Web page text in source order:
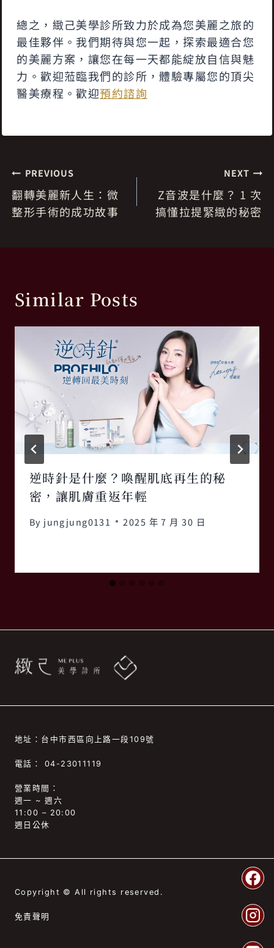
總之，緻己美學診所致力於成為您美麗之旅的
最佳夥伴。我們期待與您一起，探索最適合您
的美麗方案，讓您在每一天都能綻放自信與魅
力。歡迎蒞臨我們的診所，體驗專屬您的頂尖
醫美療程。歡迎預約諮詢
文
章
PREVIOUS
翻轉美麗新人生：微
整形手術的成功故事
NEXT
Z音波是什麼？ 1 次
搞懂拉提緊緻的秘密
Similar Posts
逆時針是什麼？喚醒肌底再生的秘
密，讓肌膚重返年輕
By jungjung0131 2025 年 7 月 30 日
地址：台中市西區向上路一段109號
電話： 04-23011119
營業時間：
週一 ~ 週六
11:00 – 20:00
週日公休
Copyright © All rights reserved.
免責聲明